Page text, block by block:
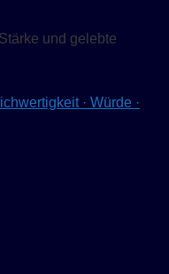
und gelebte
· Würde ·